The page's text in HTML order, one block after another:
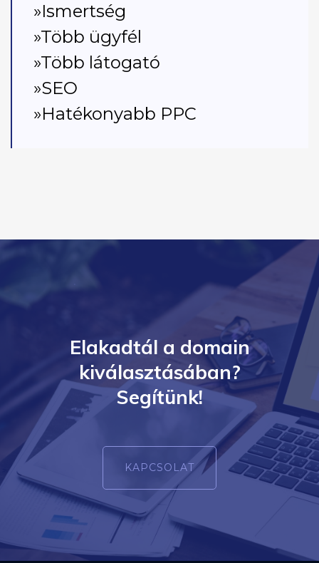
»Ismertség
»Több ügyfél
»Több látogató
»SEO
»Hatékonyabb PPC
Elakadtál a domain
kiválasztásában?
Segítünk!
KAPCSOLAT